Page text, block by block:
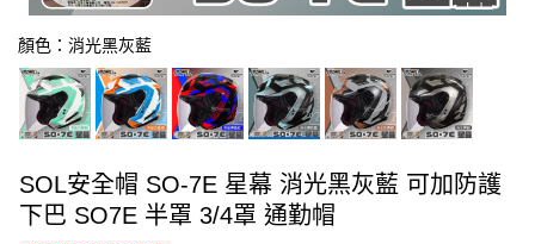
顏色：消光黑灰藍
SOL安全帽 SO-7E 星幕 消光黑灰藍 可加防護
下巴 SO7E 半罩 3/4罩 通勤帽